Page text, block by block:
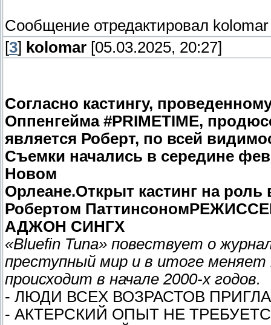
Сообщение отредактировал kolomar
[3] kolomar [05.03.2025, 20:27]
Согласно кастингу,
Оппенгейма #PRIMETIME,
является Роберт, по всей
Съемки начались в середине
Новом
Орлеане.Открыт кастинг на
Робертом Паттинсоном
АДЖОН СИНГХ
«Bluefin Tuna» повествует о
преступный мир и в итоге меняет
происходит в начале 2000-х годов.
- ЛЮДИ ВСЕХ ВОЗРАСТОВ
- АКТЕРСКИЙ ОПЫТ НЕ